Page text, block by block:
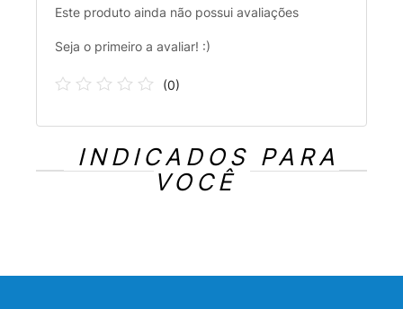
Este produto ainda não possui avaliações
Seja o primeiro a avaliar! :)
(0)
INDICADOS PARA
VOCÊ